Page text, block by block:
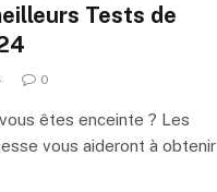
Tests de
0
êtes enceinte ? Les
vous aideront à obtenir